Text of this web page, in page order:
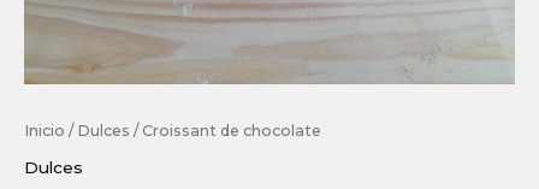
Inicio / Dulces / Croissant de chocolate
Dulces